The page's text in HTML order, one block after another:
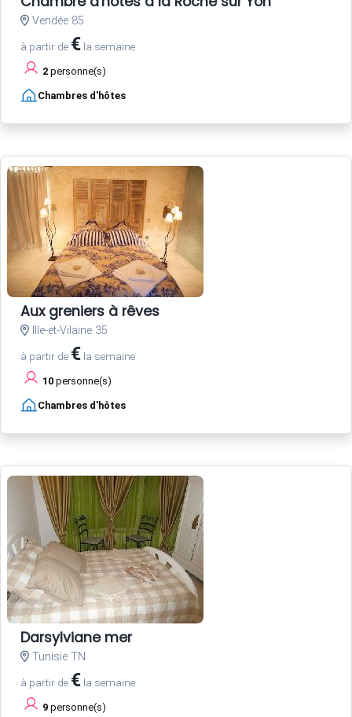
Vendée 85
à partir de € la semaine
2 personne(s)
Chambres d'hôtes
Aux greniers à rêves
Ille-et-Vilaine 35
à partir de € la semaine
10 personne(s)
Chambres d'hôtes
Darsylviane mer
Tunisie TN
à partir de € la semaine
9 personne(s)